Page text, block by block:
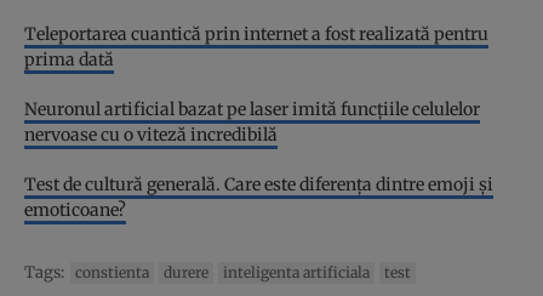
Teleportarea cuantică prin internet a fost realizată pentru
prima dată
Neuronul artificial bazat pe laser imită funcțiile celulelor
nervoase cu o viteză incredibilă
Test de cultură generală. Care este diferența dintre emoji și
emoticoane?
Tags: constienta durere inteligenta artificiala test